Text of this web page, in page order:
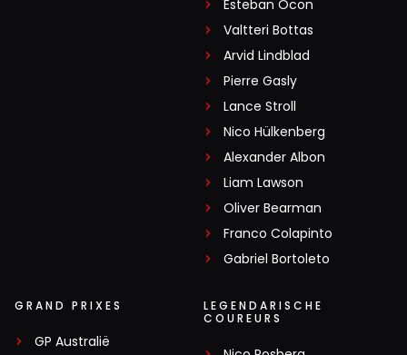
Esteban Ocon
Valtteri Bottas
Arvid Lindblad
Pierre Gasly
Lance Stroll
Nico Hülkenberg
Alexander Albon
Liam Lawson
Oliver Bearman
Franco Colapinto
Gabriel Bortoleto
GRAND PRIXES
GP Australië
LEGENDARISCHE
COUREURS